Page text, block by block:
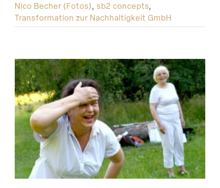
Nico Becher (Fotos), sb2 concepts,
Transformation zur Nachhaltigkeit GmbH